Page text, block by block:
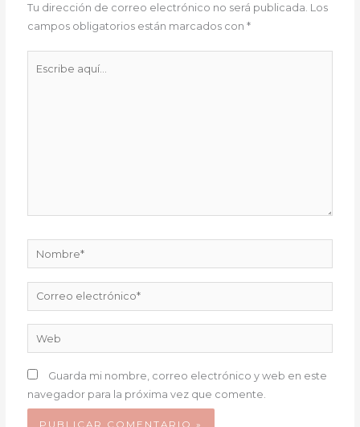
Tu dirección de correo electrónico no será publicada. Los
campos obligatorios están marcados con*
Nombre*
Correo
electrónico*
Web
Guarda mi nombre, correo electrónico y web en este
navegador para la próxima vez que comente.